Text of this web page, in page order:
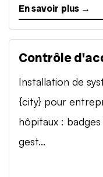
En savoir plus →
Contrôle
Installation de
{city} pour
hôpitaux :
gest...